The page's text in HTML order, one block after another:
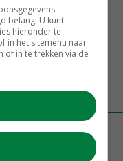
in Twente en
meer problemen:
al leeg’
belang. U kunt
hieronder te
in het sitemenu naar
of in te trekken via de